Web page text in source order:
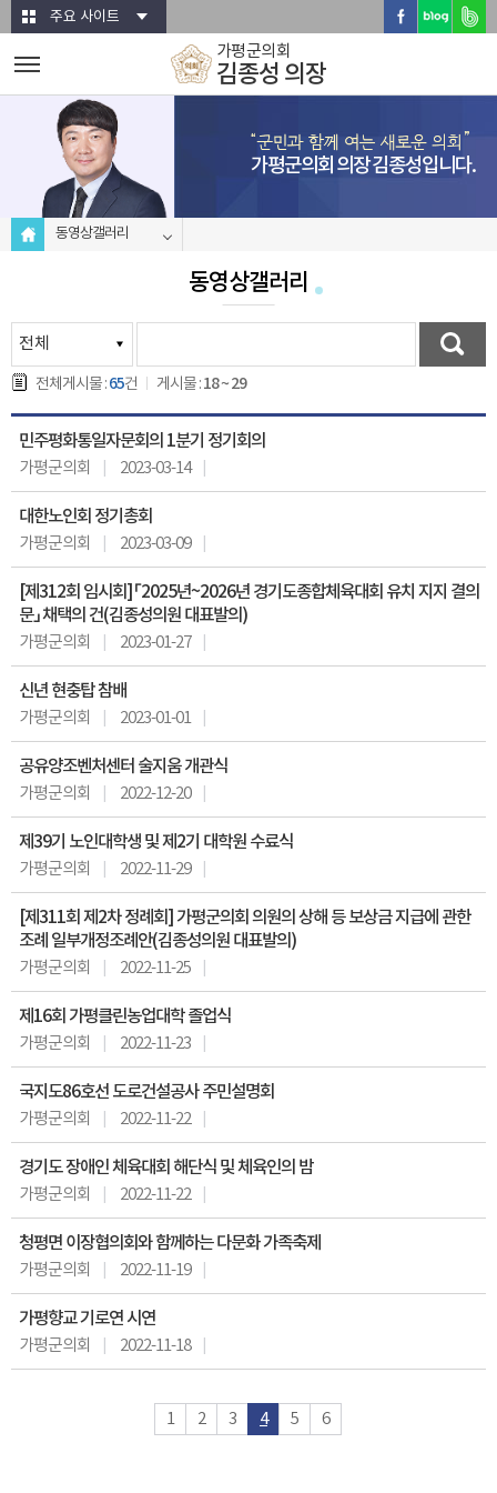
본문바로가기주요 사이트
가평군의회
김종성 의장
가평군의회 의장 김종성입니다.
동영상갤러리
동영상갤러리
전체게시물 :65건 게시물 :18 ~ 29
민주평화통일자문회의 1분기 정기회의
가평군의회 2023-03-14
대한노인회 정기총회
가평군의회 2023-03-09
[제312회 임시회] 「2025년~2026년 경기도종합체육대회 유치 지지 결의
문」 채택의 건(김종성의원 대표발의)
가평군의회 2023-01-27
신년 현충탑 참배
가평군의회 2023-01-01
공유양조벤처센터 술지움 개관식
가평군의회 2022-12-20
제39기 노인대학생 및 제2기 대학원 수료식
가평군의회 2022-11-29
[제311회 제2차 정례회] 가평군의회 의원의 상해 등 보상금 지급에 관한
조례 일부개정조례안(김종성의원 대표발의)
가평군의회 2022-11-25
제16회 가평클린농업대학 졸업식
가평군의회 2022-11-23
국지도86호선 도로건설공사 주민설명회
가평군의회 2022-11-22
경기도 장애인 체육대회 해단식 및 체육인의 밤
가평군의회 2022-11-22
청평면 이장협의회와 함께하는 다문화 가족축제
가평군의회 2022-11-19
가평향교 기로연 시연
가평군의회 2022-11-18
1 2 3 4 5 6